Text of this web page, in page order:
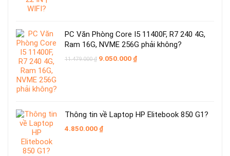
PC Văn Phòng Core I5 11400F, R7 240 4G,
Ram 16G, NVME 256G phải không?
11.479.000₫ Giá
9.050.000 ₫Giá
Thông tin về Laptop HP Elitebook 850 G1?
4.850.000 ₫